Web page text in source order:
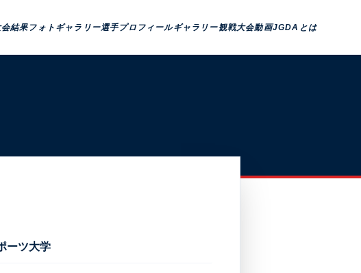
会結果 フォトギャラリー選手プロフィールギャラリー観戦大会動画JGDAとは
ーツ大学